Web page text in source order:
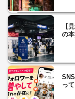
【
の
って